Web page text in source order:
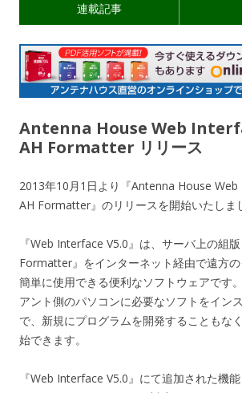
連載記事
Antenna House Web
AH Formatter リリース
2013年10月1日より『Antenna House
AH Formatter』のリリースを開始いたしま
『Web Interface V5.0』は、サーバ上の組
Formatter』をインターネット経由で遠方
簡単に使用できる便利なソフトウェアです
アント側のパソコンに必要なソフトをイン
で、新規にプログラムを開発することもな
始できます。
『Web Interface V5.0』にて追加された機能